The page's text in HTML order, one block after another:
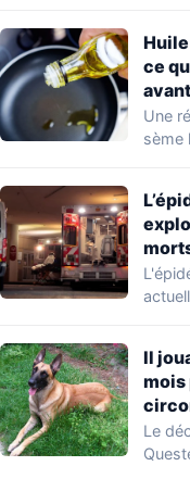
ce
Une
sème
Il
mois
Le